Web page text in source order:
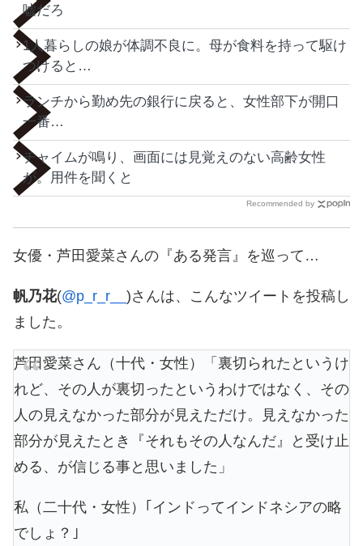
嘘だろ
1人暮らしの娘が体調不良に。母が食料を持って駆け
つけると…
ランチから勤め先の銀行に戻ると、女性部下が開口
一番…
チャイムが鳴り、画面には見覚えのない高齢女性
が。用件を聞くと
Recommended by
女優・芦田愛菜さんの『ある発言』を巡って…
帆乃花(@p_r_r__ )さんは、こんなツイートを投稿し
ました。
芦田愛菜さん（十代・女性）「裏切られたというけ
れど、その人が裏切ったというわけではなく、その
人の見えなかった部分が見えただけ。見えなかった
部分が見えたとき『それもその人なんだ』と受け止
める、が信じる事と思いました」
私（二十代・女性）｢インドってインドネシアの略
でしょ？｣